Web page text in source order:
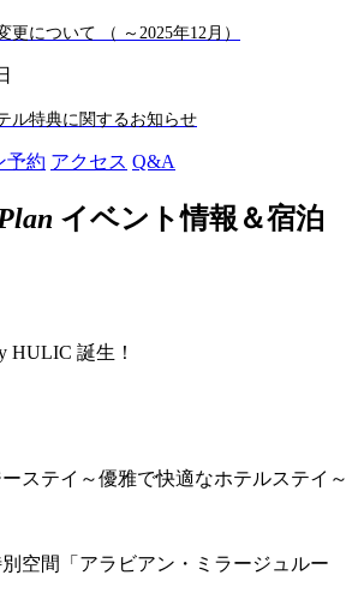
更について （ ～2025年12月）
ル特典に関するお知らせ
予約 アクセス Q&A
イベント情報＆宿泊
HULIC 誕生！
ステイ～優雅で快適なホテルステイ～
空間「アラビアン・ミラージュルー